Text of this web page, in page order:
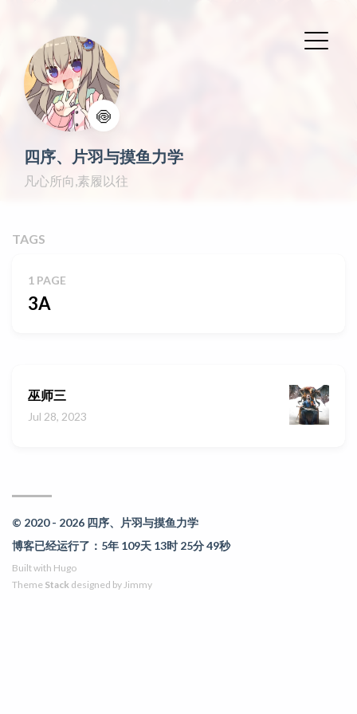
🍥
四序、片羽与摸鱼力学
凡心所向,素履以往
TAGS
1 PAGE
3A
巫师三
Jul 28, 2023
© 2020 - 2026 四序、片羽与摸鱼力学
博客已经运行了：5年 109天 13时 25分 49秒
Built with Hugo
Theme Stack designed by Jimmy